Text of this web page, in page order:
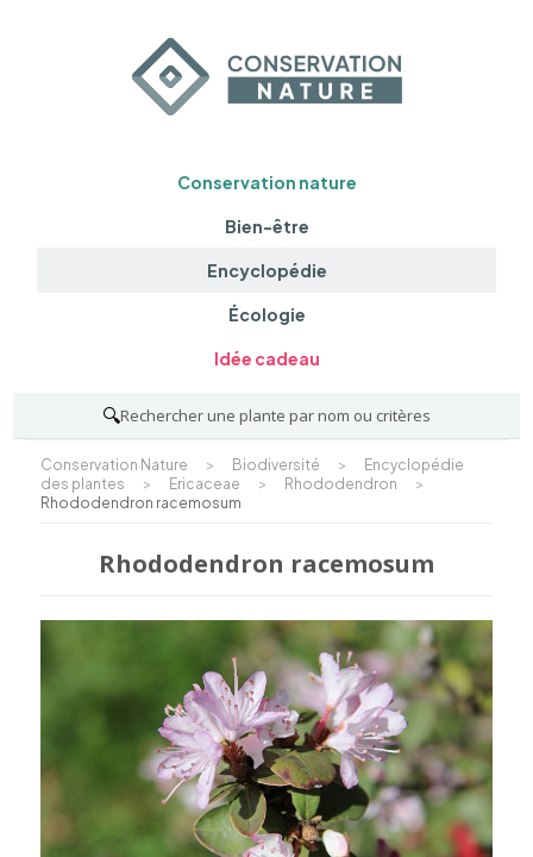
Conservation nature
Bien-être
Encyclopédie
Écologie
Idée cadeau
🔍Rechercher une plante par nom ou critères
Conservation Nature > Biodiversité >
Encyclopédie
des plantes
> Ericaceae > Rhododendron
>
Rhododendron racemosum
Rhododendron racemosum